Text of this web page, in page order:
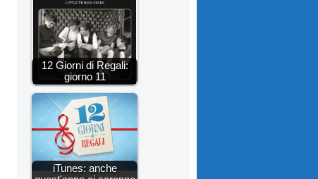
12 Giorni di Regali:
giorno 11
iTunes: anche